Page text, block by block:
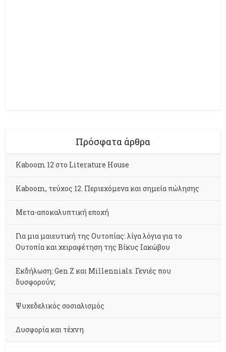
Πρόσφατα άρθρα
Kaboom 12 στο Literature House
Kaboom, τεύχος 12. Περιεχόμενα και σημεία πώλησης
Μετα-αποκαλυπτική εποχή
Για μια μαιευτική της Ουτοπίας: λίγα λόγια για το
Ουτοπία και χειραφέτηση της Βίκυς Ιακώβου
Εκδήλωση: Gen Z και Millennials. Γενιές που
δυσφορούν;
Ψυχεδελικός σοσιαλισμός
Δυσφορία και τέχνη